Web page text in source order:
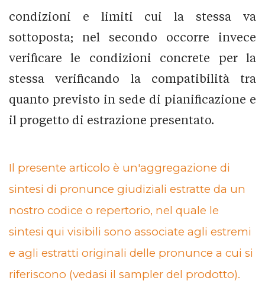
condizioni e limiti cui la stessa va
sottoposta; nel secondo occorre invece
verificare le condizioni concrete per la
stessa verificando la compatibilità tra
quanto previsto in sede di pianificazione e
il progetto di estrazione presentato.
Il presente articolo è un'aggregazione di
sintesi di pronunce giudiziali estratte da un
nostro codice o repertorio, nel quale le
sintesi qui visibili sono associate agli estremi
e agli estratti originali delle pronunce a cui si
riferiscono (vedasi il sampler del prodotto).